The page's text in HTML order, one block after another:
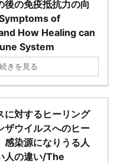
後の免疫抵抗力の向
of
How Healing can
System
続きを見る
に対するヒーリング
ザウイルスへのヒー
感染源になりうる人
人の違い/The